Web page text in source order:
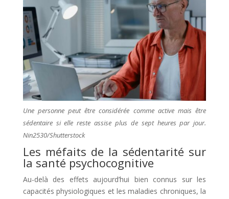
Une personne peut être considérée comme active mais être
sédentaire si elle reste assise plus de sept heures par jour.
Nin2530/Shutterstock
Les méfaits de la sédentarité sur
la santé psychocognitive
Au-delà des effets aujourd’hui bien connus sur les
capacités physiologiques et les maladies chroniques, la